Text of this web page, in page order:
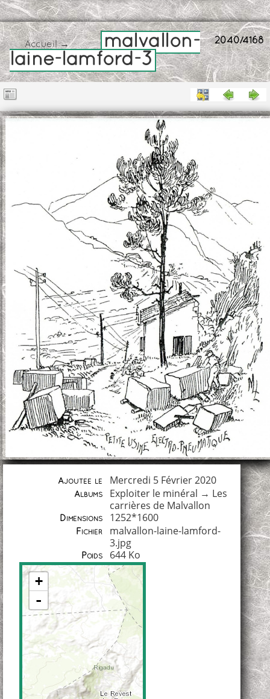
2040/4168
Accueil→
malvallon-
laine-lamford-3
Ajoutée le Mercredi 5 Février 2020
Albums Exploiter le minéral → Les
carrières de Malvallon
Dimensions 1252*1600
Fichier
malvallon-laine-lamford-
3.jpg
Poids 644 Ko
+
-